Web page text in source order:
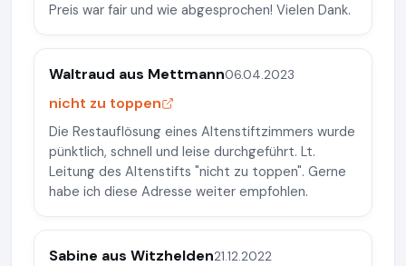
Preis war fair und wie abgesprochen! Vielen Dank.
Waltraud aus Mettmann06.04.2023
nicht zu toppen
Die Restauflösung eines Altenstiftzimmers wurde
pünktlich, schnell und leise durchgeführt. Lt.
Leitung des Altenstifts "nicht zu toppen". Gerne
habe ich diese Adresse weiter empfohlen.
Sabine aus Witzhelden21.12.2022